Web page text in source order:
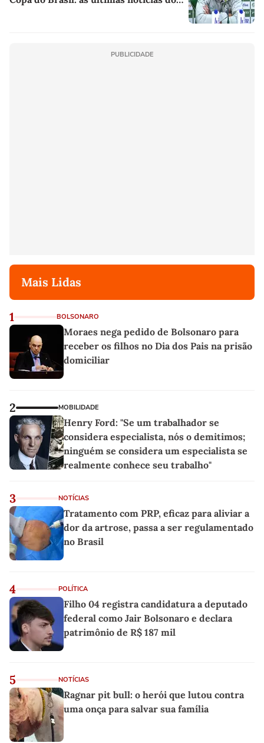
PUBLICIDADE
Mais Lidas
1 BOLSONARO
Moraes nega pedido de Bolsonaro para
receber os filhos no Dia dos Pais na prisão
domiciliar
2 MOBILIDADE
Henry Ford: "Se um trabalhador se
considera especialista, nós o demitimos;
ninguém se considera um especialista se
realmente conhece seu trabalho"
3 NOTÍCIAS
Tratamento com PRP, eficaz para aliviar a
dor da artrose, passa a ser regulamentado
no Brasil
4 POLÍTICA
Filho 04 registra candidatura a deputado
federal como Jair Bolsonaro e declara
patrimônio de R$ 187 mil
5 NOTÍCIAS
Ragnar pit bull: o herói que lutou contra
uma onça para salvar sua família